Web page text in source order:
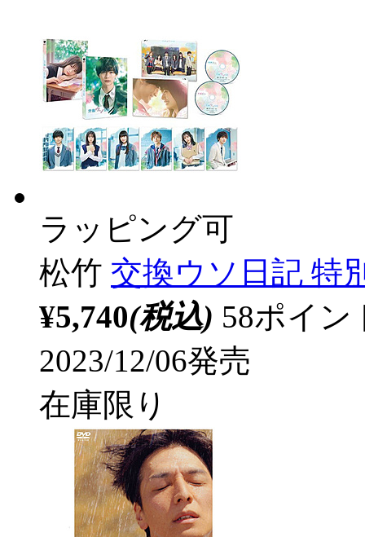
ラッピング可
松竹 交換ウソ日記 特
¥5,740(税込) 58ポイ
2023/12/06発売
在庫限り